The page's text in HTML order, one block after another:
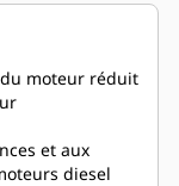
moteur réduit
et aux
diesel